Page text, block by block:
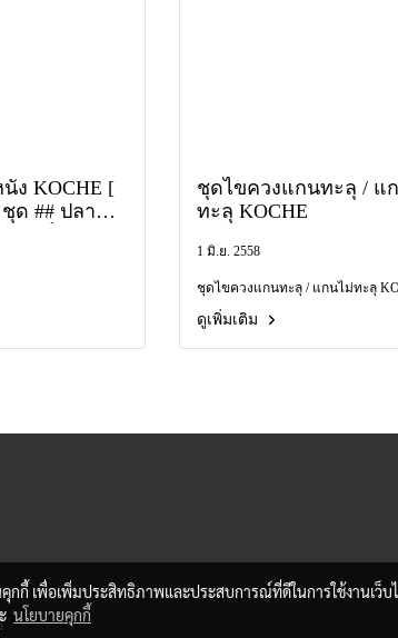
ง KOCHE [
ด ## ปลาย
ด ค่าจัดส่ง
าของแท้
ชุดไขควงแกนทะลุ / แ
ทะลุ KOCHE
1 มิ.ย. 2558
ชุดไขควงแกนทะลุ / แกนไม่ทะลุ
ดูเพิ่มเติม
คุกกี้ เพื่อเพิ่มประสิทธิภาพและประสบการณ์ที่ดีในการใช้งานเว็
นโยบายคุกกี้